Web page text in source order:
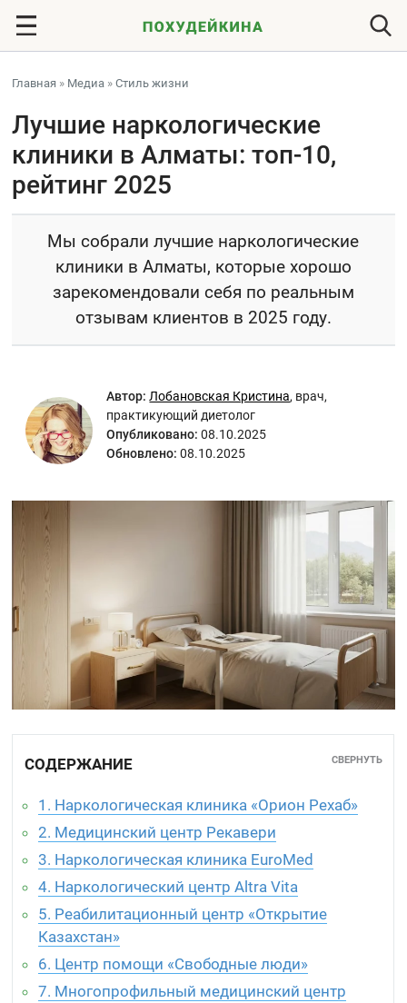
Главная » Медиа »Стиль жизни
Лучшие наркологические
клиники в Алматы: топ-10,
рейтинг 2025
Мы собрали лучшие наркологические
клиники в Алматы, которые хорошо
зарекомендовали себя по реальным
отзывам клиентов в 2025 году.
Автор: Лобановская Кристина, врач,
практикующий диетолог
Опубликовано: 08.10.2025
Обновлено: 08.10.2025
СОДЕРЖАНИЕ СВЕРНУТЬ
1. Наркологическая клиника «Орион Рехаб»
2. Медицинский центр Рекавери
3. Наркологическая клиника EuroMed
4. Наркологический центр Altra Vita
5. Реабилитационный центр «Открытие
Казахстан»
6. Центр помощи «Свободные люди»
7. Многопрофильный медицинский центр